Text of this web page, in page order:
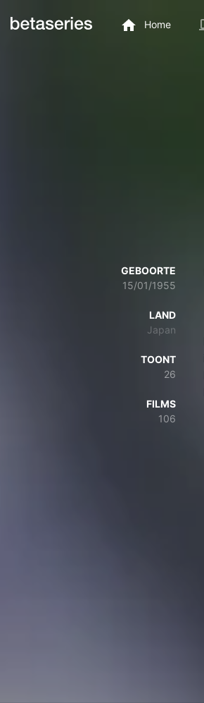
Home
GEBOORTE
15/01/1955
LAND
Japan
TOONT
26
FILMS
106